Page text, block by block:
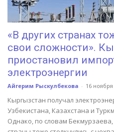
«В других странах
свои сложности».
приостановил
электроэнергии
Айгерим Рыскулбекова - 16 ноября
Кыргызстан получал
Узбекистана, Казахстана и
Однако, по словам Бекмурзаева,